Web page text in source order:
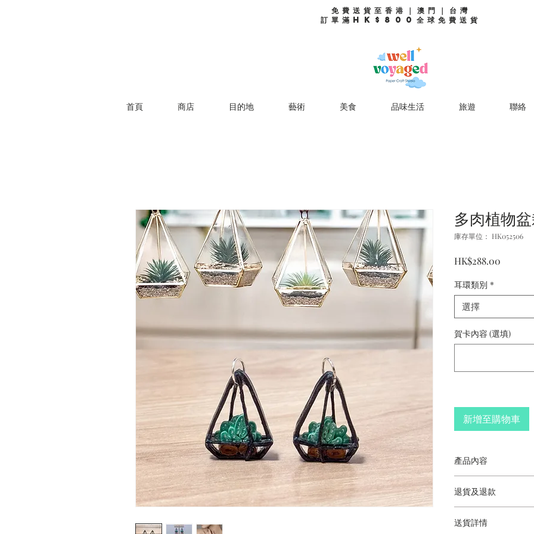
免費送貨至香港｜澳門｜台灣
訂單滿HK$800全球免費送貨
首頁 商店 目的地 藝術 美食 品味生活 旅遊 聯絡
多肉植物
庫存單位： HK052506
HK$288.00
耳環類別 *
選擇
賀卡內容 (選填)
新增至購物車
產品內容
香港手工製作
顏色因市場供應
照片只供參考
退貨及退款
送貨詳情